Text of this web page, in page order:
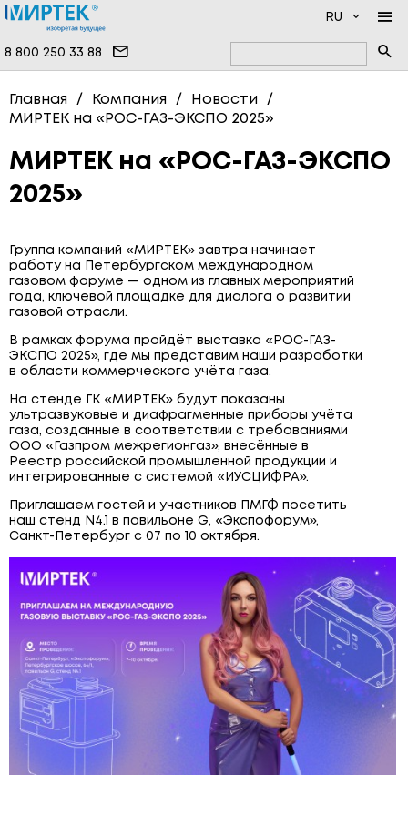
8 800 250 33 88
RU
НОВОСТИ
НАМ ДОВЕРЯЮТ
ИНФОЦЕНТР
ПРОДУКЦИЯ
ПРОГРАММНОЕ ОБЕСПЕЧЕНИЕ
ВЫСОКОВОЛЬТНЫЕ ПРИБОРЫ
ТРЁХФАЗНЫЕ СЧЁТЧИКИ
СЧЁТЧИКИ ВОДЫ
СЧЁТЧИКИ ГАЗА
СИСТЕМЫ ПЕРЕДАЧИ ДАННЫХ
ЩИТОВОЕ ОБОРУДОВАНИЕ
ПОВЕРОЧНЫЕ УСТАНОВКИ
ДОКУМЕНТАЦИЯ
УСЛУГИ
ВОПРОСЫ И ОТВЕТЫ
КОНТАКТЫ
Главная Компания
Новости
МИРТЕК на «РОС-ГАЗ-ЭКСПО 2025»
МИРТЕК на «РОС-ГАЗ-ЭКСПО
2025»
Группа компаний «МИРТЕК» завтра начинает
работу на Петербургском международном
газовом форуме — одном из главных мероприятий
года, ключевой площадке для диалога о развитии
газовой отрасли.
В рамках форума пройдёт выставка «РОС-ГАЗ-
ЭКСПО 2025», где мы представим наши разработки
в области коммерческого учёта газа.
На стенде ГК «МИРТЕК» будут показаны
ультразвуковые и диафрагменные приборы учёта
газа, созданные в соответствии с требованиями
ООО «Газпром межрегионгаз», внесённые в
Реестр российской промышленной продукции и
интегрированные с системой «ИУСЦИФРА».
Приглашаем гостей и участников ПМГФ посетить
наш стенд N4.1 в павильоне G, «Экспофорум»,
Санкт-Петербург с 07 по 10 октября.